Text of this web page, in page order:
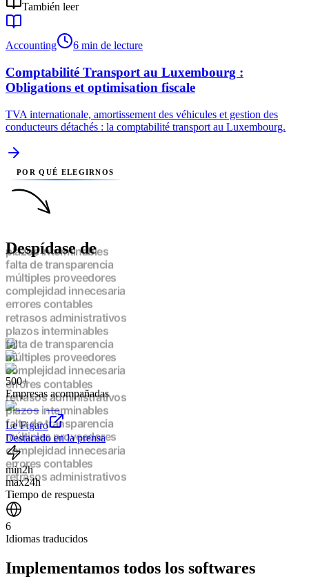
También leer
Accounting 6 min de lecture
Comptabilité Transport au Luxembourg :
Obligations et optimisation fiscale
TVA internationale, amortissement des véhicules et gestion des
conducteurs détachés : la comptabilité transport au Luxembourg.
POR QUÉ ELEGIRNOS
Despídase de
plazos interminables
falta de transparencia
múltiples proveedores
complejidad innecesaria
errores contables
retrasos administrativos
plazos interminables
falta de transparencia
múltiples proveedores
complejidad innecesaria
errores contables
retrasos administrativos
plazos interminables
falta de transparencia
múltiples proveedores
complejidad innecesaria
errores contables
retrasos administrativos
plazos interminables
falta de transparencia
múltiples proveedores
complejidad innecesaria
retrasos administrativos
500+
Empresas acompañadas
Le Figaro
Destacado en la prensa
min2h
max24h
Tiempo de respuesta
6
Idiomas traducidos
Implementamos todos los softwares